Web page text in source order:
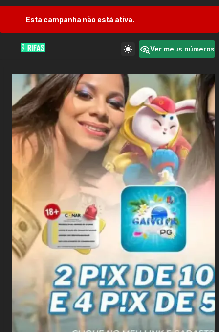
Esta campanha não está ativa.
Ver meus números